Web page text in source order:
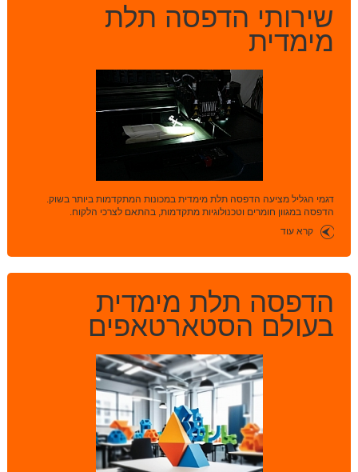
שירותי הדפסה תלת
מימדית
דגמי הגליל מציעה הדפסה תלת מימדית במכונות המתקדמות ביותר בשוק.
הדפסה במגוון חומרים וטכנולוגיות מתקדמות, בהתאם לצרכי הלקוח.
קרא עוד
הדפסה תלת מימדית
בעולם הסטארטאפים